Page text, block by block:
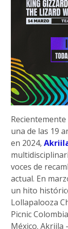
una de las 19
en 2024,
voces de
actual. En
un hito
Lollapalooza
Picnic
México. Akriila